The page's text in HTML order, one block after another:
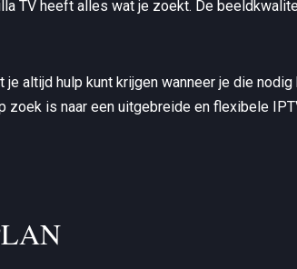
TV heeft alles wat je zoekt. De
altijd hulp kunt krijgen wanneer je die
zoek is naar een uitgebreide en flexibele